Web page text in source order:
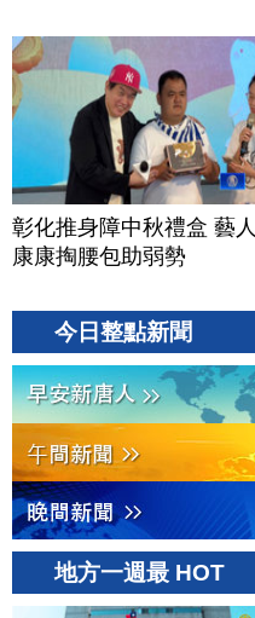
彰化推身障中秋禮盒 藝人
康康掏腰包助弱勢
今日整點新聞
地方一週最 HOT